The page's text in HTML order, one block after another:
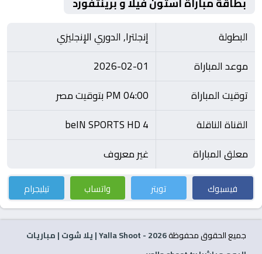
البطولة
إنجلترا, الدوري الإنجليزي
موعد المباراة
2026-02-01
توقيت المباراة
04:00 PM بتوقيت مصر
القناة الناقلة
beIN SPORTS HD 4
معلق المباراة
غير معروف
فيسبوك تويتر واتساب تيليجرام
جميع الحقوق محفوظة2026
- Yalla Shoot | يلا شوت | مباريات